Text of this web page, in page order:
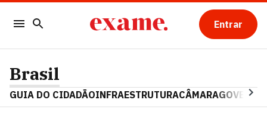
Entrar
Brasil
GUIA DO CIDADÃOINFRAESTRUTURACÂMARAGOVERNO